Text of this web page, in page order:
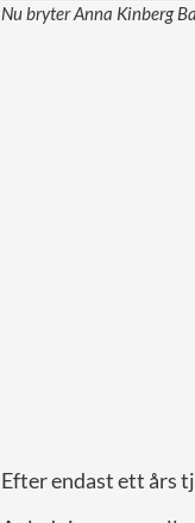
Nu bryter Anna Kinberg
Efter endast ett års